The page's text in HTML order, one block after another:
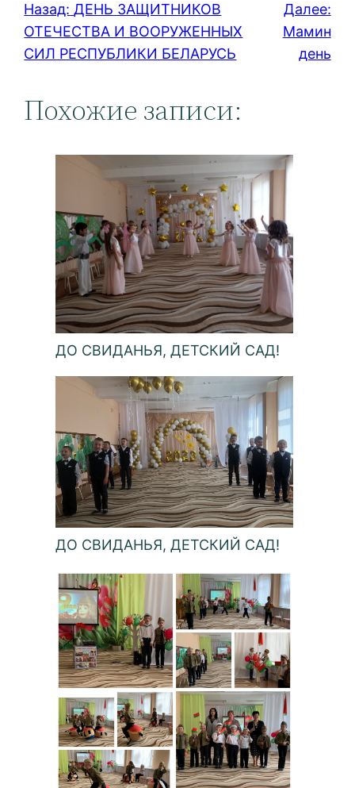
Назад: ДЕНЬ ЗАЩИТНИКОВ
ОТЕЧЕСТВА И ВООРУЖЕННЫХ
СИЛ РЕСПУБЛИКИ БЕЛАРУСЬ
Далее:
Мамин
день
Похожие записи:
ДО СВИДАНЬЯ, ДЕТСКИЙ САД!
ДО СВИДАНЬЯ, ДЕТСКИЙ САД!